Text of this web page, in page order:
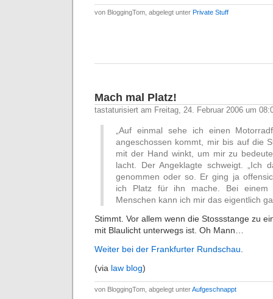
von BloggingTom, abgelegt unter Private Stuff
Mach mal Platz!
tastaturisiert am Freitag, 24. Februar 2006 um
„Auf einmal sehe ich einen
angeschossen kommt, mir bis auf die
mit der Hand winkt, um mir zu
lacht. Der Angeklagte schweigt. „Ich
genommen oder so. Er ging ja
ich Platz für ihn mache. Bei einem
Menschen kann ich mir das eigentlich
Stimmt. Vor allem wenn die Stossstange zu
mit Blaulicht unterwegs ist. Oh Mann…
Weiter bei der Frankfurter Rundschau
(via law blog)
von BloggingTom, abgelegt unterAufgeschnappt